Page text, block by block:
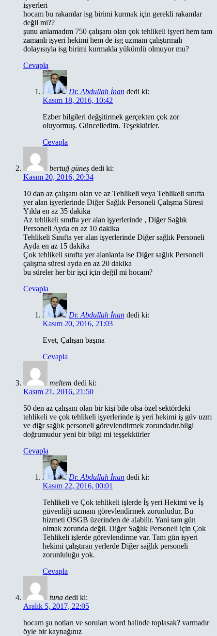
işyerleri
hocam bu rakamlar isg birimi kurmak için gerekli rakamlar
değil mi??
şunu anlamadım 750 çalışanı olan çok tehlikeli işyeri hem tam
zamanlı işyeri hekimi hem de isg uzmanı çalıştırmalı
dolayısıyla isg birimi kurmakla yükümlü olmuyor mu?
Cevapla
Dr. Abdullah İnan dedi ki:
Kasım 18, 2016, 10:42
Ezber bilgileri değşitirmek gerçekten çok zor
oluyormuş. Güncelledim. Teşekkürler.
Cevapla
bertuğ güneş dedi ki:
Kasım 20, 2016, 20:34
10 dan az çalışanı olan ve az Tehlikeli veya Tehlikeli sınıfta
yer alan işyerlerinde Diğer Sağlık Personeli Çalışma Süresi
Yılda en az 35 dakika
Az tehlikeli sınıfta yer alan işyerlerinde , Diğer Sağlık
Personeli Ayda en az 10 dakika
Tehlikeli Sınıfta yer alan işyerlerinde Diğer sağlık Personeli
Ayda en az 15 dakika
Çok tehlikeli sınıfta yer alanlarda ise Diğer sağlık Personeli
çalışma süresi ayda en az 20 dakika
bu süreler her bir işçi için değil mi hocam?
Cevapla
Dr. Abdullah İnan dedi ki:
Kasım 20, 2016, 21:03
Evet, Çalışan başına
Cevapla
meltem dedi ki:
Kasım 21, 2016, 21:50
50 den az çalışanı olan bir kişi bile olsa özel sektördeki
tehlikeli ve çok tehlikeli işyerlerinde iş yeri hekimi iş güv uzm
ve diğr sağlık personeli görevlendirmek zorundadır.bilgi
doğrumudur yeni bir bilgi mi teşşekkürler
Cevapla
Dr. Abdullah İnan dedi ki:
Kasım 22, 2016, 00:01
Tehlikeli ve Çok tehlikeli işlerde İş yeri Hekimi ve İş
güvenliği uzmanı görevlendirmek zorunludur, Bu
hizmeti OSGB üzerinden de alabilir. Yani tam gün
olmak zorunda değil. Diğer Sağlık Personeli için Çok
Tehlikeli işlerde görevlendirme var. Tam gün işyeri
hekimi çalıştıran yerlerde Diğer sağlık personeli
zorunluluğu yok.
Cevapla
tuna dedi ki:
Aralık 5, 2017, 22:05
hocam şu notları ve soruları word halinde toplasak? varmadır
öyle bir kaynağınız